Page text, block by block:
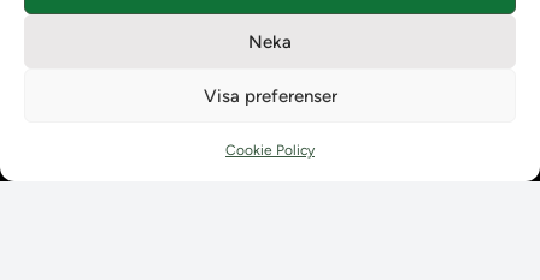
Neka
Visa preferenser
Cookie Policy
Kontaktuppgifter till lärosätenas Ladoksupport